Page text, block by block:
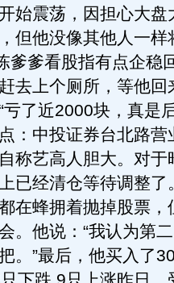
始震荡，因担心大盘
但他没像其他人一样
爹爹看股指有点企稳
去上个厕所，等他回
了近2000块，真是
：中投证券台北路营
称艺高人胆大。对于
已经清仓等待调整了
在蜂拥着抛掉股票，
。他说：“我认为第
。”最后，他买入了